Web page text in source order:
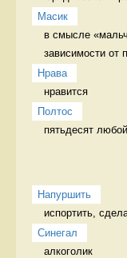
Масик
в смысле
зависимости от
Нрава
нравится
Полтос
пятьдесят любой
Напуршить
испортить,
Синегал
алкоголик